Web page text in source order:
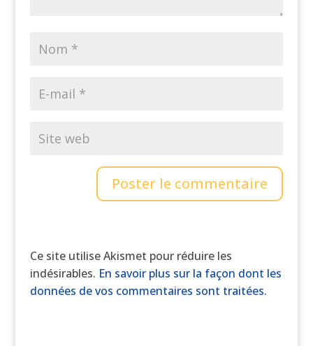
Ce site utilise Akismet pour réduire les
indésirables. En savoir plus sur la façon dont les
données de vos commentaires sont traitées.